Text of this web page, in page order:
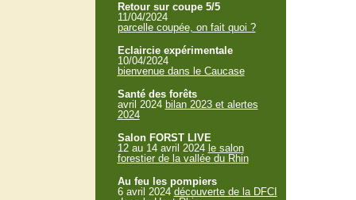
Retour sur coupe 5/5
11/04/2024
parcelle coupée, on fait quoi ?
Eclaircie expérimentale
10/04/2024
bienvenue dans le Caucase
Santé des forêts
avril 2024 bilan 2023 et alertes
2024
Salon FORST LIVE
12 au 14 avril 2024 le salon
forestier de la vallée du Rhin
Au feu les pompiers
6 avril 2024 découverte de la DFCI